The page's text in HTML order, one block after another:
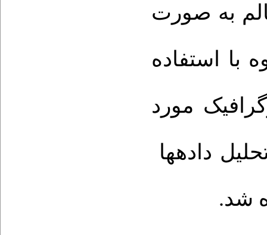
سالم به صورت
با استفاده
مورد
داده­ها
شد.